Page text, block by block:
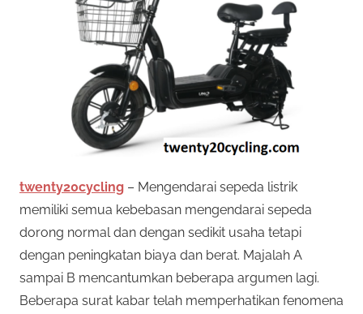
twenty20cycling – Mengendarai sepeda listrik
memiliki semua kebebasan mengendarai sepeda
dorong normal dan dengan sedikit usaha tetapi
dengan peningkatan biaya dan berat. Majalah A
sampai B mencantumkan beberapa argumen lagi.
Beberapa surat kabar telah memperhatikan fenomena